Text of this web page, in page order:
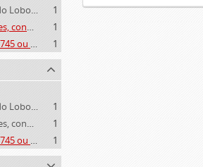
Quaresma, José António Plácido Lobo da Silveira (1769-1844)
1
Lobo da Silveira. Família, barões, condes e marqueses de Alvito (1475-1910)
1
Meneses, Maria Bárbara de ([1745 ou 1751]-[post. 1784])
1
Quaresma, José António Plácido Lobo da Silveira (1769-1844)
1
Lobo da Silveira. Família, barões, condes e marqueses de Alvito (1475-1910)
1
Meneses, Maria Bárbara de ([1745 ou 1751]-[post. 1784])
1